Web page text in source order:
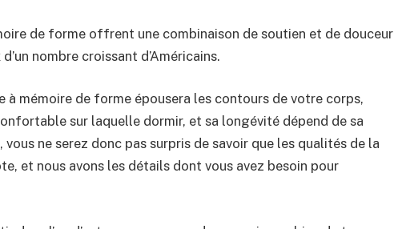
de forme offrent une combinaison de soutien et de douceur
nombre croissant d’Américains.
à mémoire de forme épousera les contours de votre corps,
sur laquelle dormir, et sa longévité dépend de sa
ne serez donc pas surpris de savoir que les qualités de la
et nous avons les détails dont vous avez besoin pour